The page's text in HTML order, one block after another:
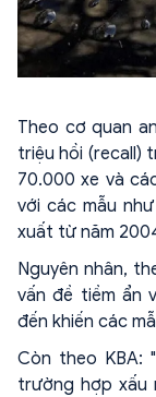
Theo cơ quan
triệu hồi (recall)
70.000 xe và
với các mẫu
xuất từ năm
Nguyên nhân,
vấn đề tiềm ẩn
đến khiến các
Còn theo KBA:
trường hợp xấu